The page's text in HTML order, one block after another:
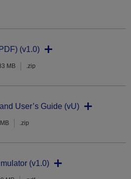
(v1.0)
MB .zip
User’s Guide (vU)
.zip
(v1.0)